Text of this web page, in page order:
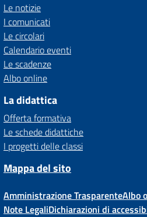
Le notizie
I comunicati
Le circolari
Calendario eventi
Le scadenze
Albo online
La didattica
Offerta formativa
Le schede didattiche
I progetti delle classi
Mappa del sito
Amministrazione TrasparenteAlbo
Note LegaliDichiarazioni di